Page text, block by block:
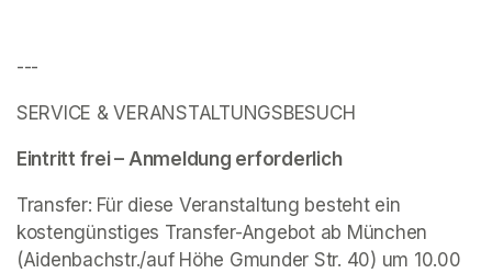
---
SERVICE & VERANSTALTUNGSBESUCH
Eintritt frei – Anmeldung erforderlich
Transfer: Für diese Veranstaltung besteht ein
kostengünstiges Transfer-Angebot ab München
(Aidenbachstr./auf Höhe Gmunder Str. 40) um 10.00